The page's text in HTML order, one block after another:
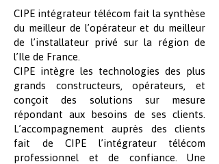
CIPE intégrateur télécom fait la synthèse
du meilleur de l’opérateur et du meilleur
de l’installateur privé sur la région de
l’Ile de France.
CIPE intègre les technologies des plus
grands constructeurs, opérateurs, et
conçoit des solutions sur mesure
répondant aux besoins de ses clients.
L’accompagnement auprès des clients
fait de CIPE l’intégrateur télécom
professionnel et de confiance. Une